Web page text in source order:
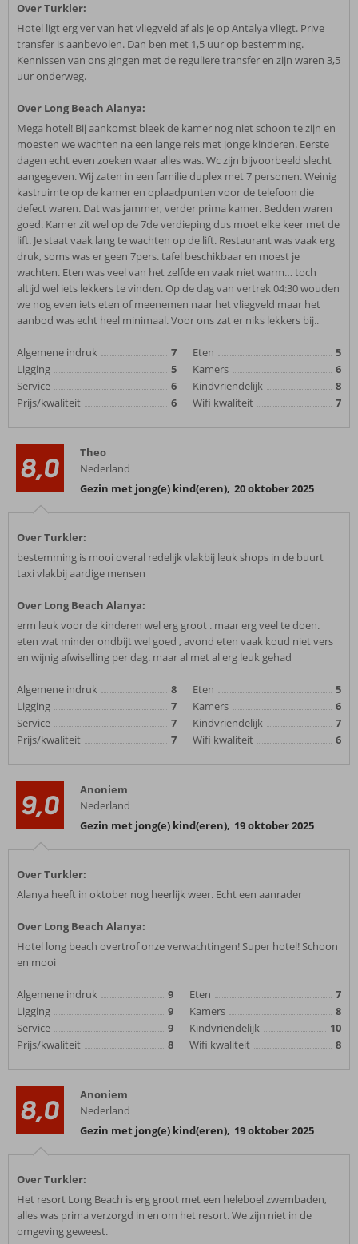
Over Turkler:
Hotel ligt erg ver van het vliegveld af als je op Antalya vliegt. Prive
transfer is aanbevolen. Dan ben met 1,5 uur op bestemming.
Kennissen van ons gingen met de reguliere transfer en zijn waren 3,5
uur onderweg.
Over Long Beach Alanya:
Mega hotel! Bij aankomst bleek de kamer nog niet schoon te zijn en
moesten we wachten na een lange reis met jonge kinderen. Eerste
dagen echt even zoeken waar alles was. Wc zijn bijvoorbeeld slecht
aangegeven. Wij zaten in een familie duplex met 7 personen. Weinig
kastruimte op de kamer en oplaadpunten voor de telefoon die
defect waren. Dat was jammer, verder prima kamer. Bedden waren
goed. Kamer zit wel op de 7de verdieping dus moet elke keer met de
lift. Je staat vaak lang te wachten op de lift. Restaurant was vaak erg
druk, soms was er geen 7pers. tafel beschikbaar en moest je
wachten. Eten was veel van het zelfde en vaak niet warm… toch
altijd wel iets lekkers te vinden. Op de dag van vertrek 04:30 wouden
we nog even iets eten of meenemen naar het vliegveld maar het
aanbod was echt heel minimaal. Voor ons zat er niks lekkers bij..
Algemene indruk
7
Ligging
5
Service
6
Prijs/kwaliteit
6
Eten
5
Kamers
6
Kindvriendelijk
8
Wifi kwaliteit
7
8,0
Theo
Nederland
Gezin met jong(e) kind(eren), 20 oktober 2025
Over Turkler:
bestemming is mooi overal redelijk vlakbij leuk shops in de buurt
taxi vlakbij aardige mensen
Over Long Beach Alanya:
erm leuk voor de kinderen wel erg groot . maar erg veel te doen.
eten wat minder ondbijt wel goed , avond eten vaak koud niet vers
en wijnig afwiselling per dag. maar al met al erg leuk gehad
Algemene indruk
8
Ligging
7
Service
7
Prijs/kwaliteit
7
Eten
5
Kamers
6
Kindvriendelijk
7
Wifi kwaliteit
6
9,0
Anoniem
Nederland
Gezin met jong(e) kind(eren), 19 oktober 2025
Over Turkler:
Alanya heeft in oktober nog heerlijk weer. Echt een aanrader
Over Long Beach Alanya:
Hotel long beach overtrof onze verwachtingen! Super hotel! Schoon
en mooi
Algemene indruk
9
Ligging
9
Service
9
Prijs/kwaliteit
8
Eten
7
Kamers
8
Kindvriendelijk
10
Wifi kwaliteit
8
8,0
Anoniem
Nederland
Gezin met jong(e) kind(eren), 19 oktober 2025
Over Turkler:
Het resort Long Beach is erg groot met een heleboel zwembaden,
alles was prima verzorgd in en om het resort. We zijn niet in de
omgeving geweest.